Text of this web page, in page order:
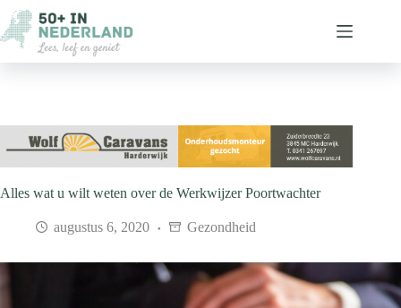
naar
de
inhoud
Alles wat u wilt weten over de Werkwijzer Poortwachter
augustus 6, 2020 Gezondheid